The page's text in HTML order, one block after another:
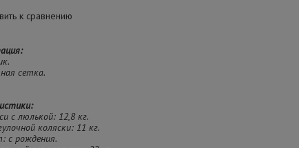
к сравнению
сетка.
с люлькой: 12,8 кг.
коляски: 11 кг.
с рождения.